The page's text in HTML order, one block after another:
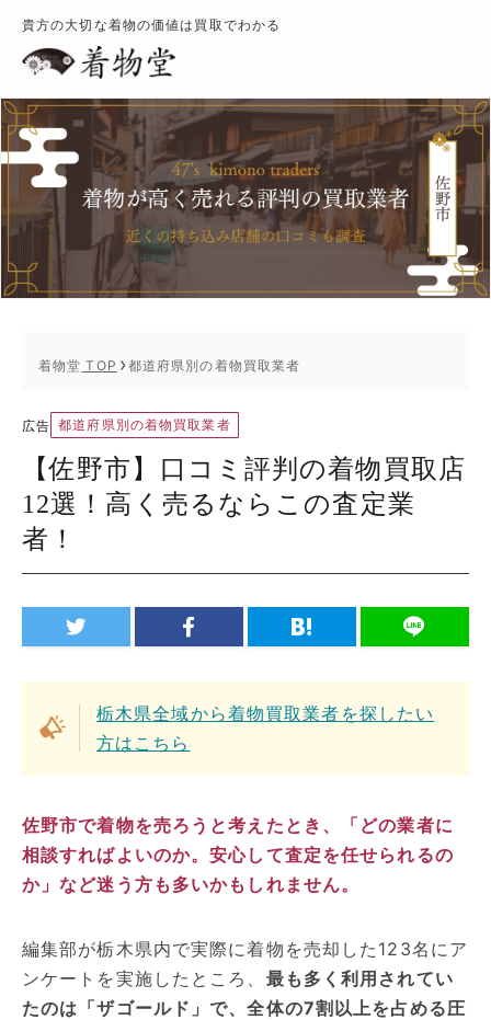
貴方の大切な着物の価値は買取でわかる
着物堂 TOP 都道府県別の着物買取業者
広告 都道府県別の着物買取業者
【佐野市】口コミ評判の着物買取店
12選！高く売るならこの査定業
者！
栃木県全域から着物買取業者を探したい
方はこちら
佐野市で着物を売ろうと考えたとき、「どの業者に
相談すればよいのか。安心して査定を任せられるの
か」など迷う方も多いかもしれません。
編集部が栃木県内で実際に着物を売却した123名にア
ンケートを実施したところ、 最も多く利用されてい
たのは「ザゴールド」で、全体の7割以上を占める圧